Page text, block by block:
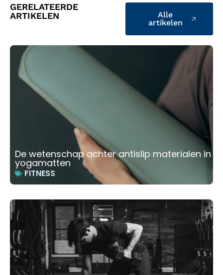
GERELATEERDE
ARTIKELEN
Alle
artikelen
De wetenschap achter antislip materialen in
yogamatten
FITNESS